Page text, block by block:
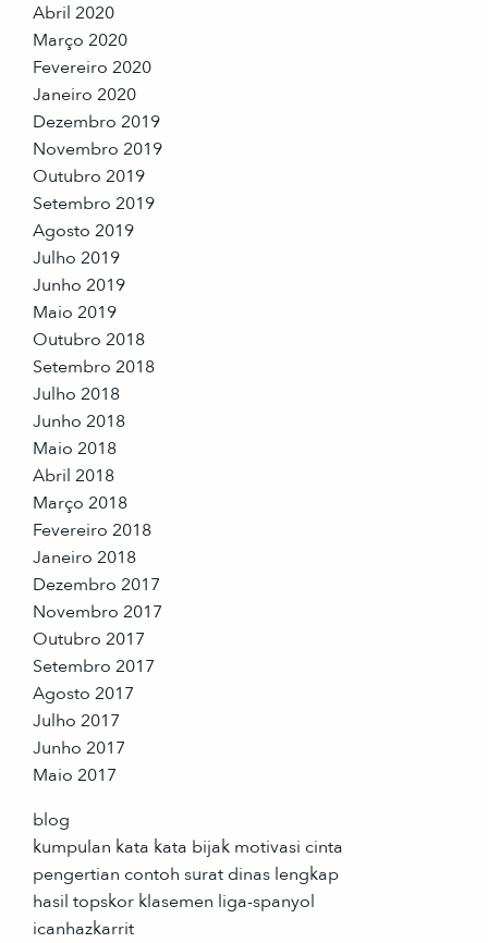
Abril 2020
Março 2020
Fevereiro 2020
Janeiro 2020
Dezembro 2019
Novembro 2019
Outubro 2019
Setembro 2019
Agosto 2019
Julho 2019
Junho 2019
Maio 2019
Outubro 2018
Setembro 2018
Julho 2018
Junho 2018
Maio 2018
Abril 2018
Março 2018
Fevereiro 2018
Janeiro 2018
Dezembro 2017
Novembro 2017
Outubro 2017
Setembro 2017
Agosto 2017
Julho 2017
Junho 2017
Maio 2017
blog
kumpulan kata kata bijak motivasi cinta
pengertian contoh surat dinas lengkap
hasil topskor klasemen liga-spanyol
icanhazkarrit